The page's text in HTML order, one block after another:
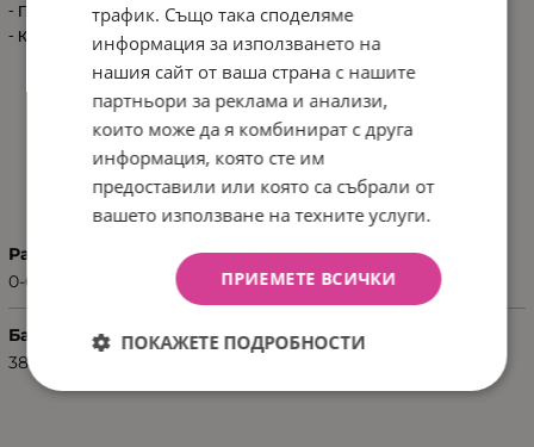
- Продукт: 45x70 см / N.W. 0.250 кг
- Кашон: 30x40x60 см / G.W. 4.4 кг / 15 pcs/ctn
ХАРАКТЕРИСТИКИ
Размер
0-6 месеца
Баркод (ISBN, UPC, др.)
3801130000321
трафик. Също така споделяме
информация за използването на
нашия сайт от ваша страна с нашите
партньори за реклама и анализи,
които може да я комбинират с друга
информация, която сте им
предоставили или която са събрали от
вашето използване на техните услуги.
ПРИЕМЕТЕ ВСИЧКИ
ПОКАЖЕТЕ ПОДРОБНОСТИ